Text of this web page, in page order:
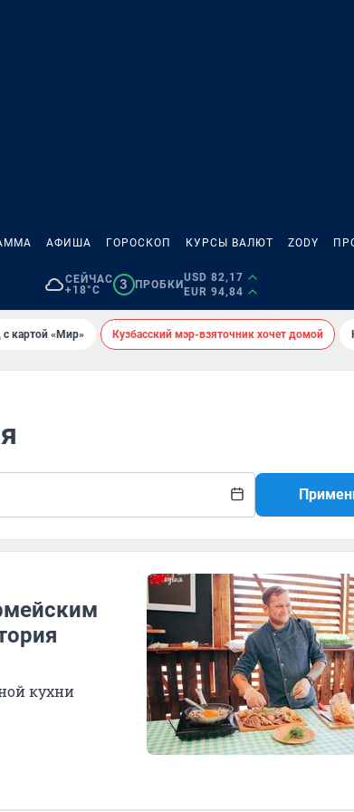
АФИША ГОРОСКОП КУРСЫ ВАЛЮТ ZODY
СЕЙЧАС
+18°C
3 ПРОБКИ
USD 82,17
EUR 94,84
картой «Мир» Кузбасский мэр-взяточник хочет домой
кухни